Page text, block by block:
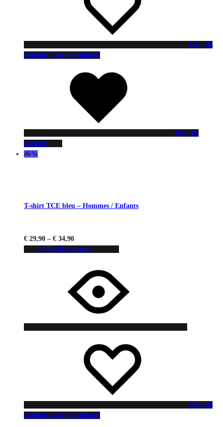
Liste de
souhaits Liste de souhaits
Liste de
souhaits
46%
T-shirt TCE bleu – Hommes / Enfants
€ 29,90 – € 34,90
Choix des options
Liste de
souhaits Liste de souhaits